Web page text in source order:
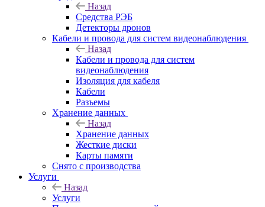
Назад
Средства РЭБ
Детекторы дронов
Кабели и провода для систем видеонаблюдения
Назад
Кабели и провода для систем
видеонаблюдения
Изоляция для кабеля
Кабели
Разъемы
Хранение данных
Назад
Хранение данных
Жесткие диски
Карты памяти
Снято с производства
Услуги
Назад
Услуги